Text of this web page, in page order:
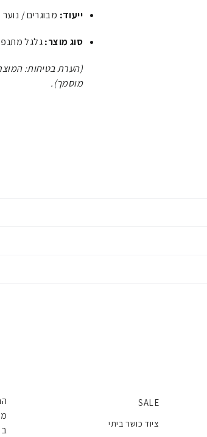
ייעוד: מבוגרים / נוער
סוג מוצר:גלגל
(הערת בטיחות:
מוסמך).
SALE
ציוד כושר ביתי